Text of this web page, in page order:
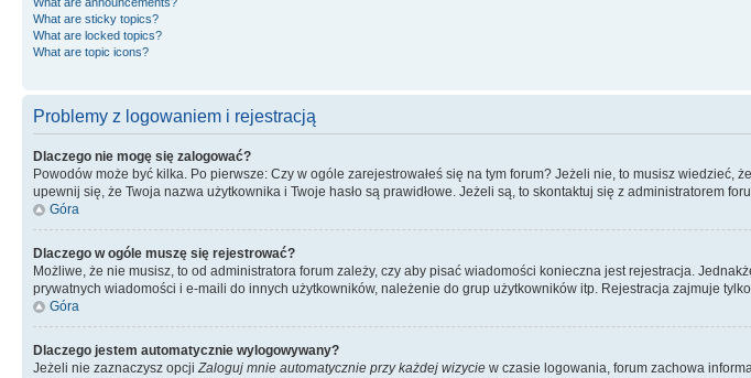
What are sticky topics?
What are locked topics?
What are topic icons?
Problemy z logowaniem i rejestracją
Dlaczego nie mogę się zalogować?
Powodów może być kilka. Po pierwsze: Czy w ogóle zarejestrowałeś się na tym forum? Jeżeli nie, to musisz
upewnij się, że Twoja nazwa użytkownika i Twoje hasło są prawidłowe. Jeżeli są, to skontaktuj się z administratorem
Góra
Dlaczego w ogóle muszę się rejestrować?
Możliwe, że nie musisz, to od administratora forum zależy, czy aby pisać wiadomości konieczna jest rejestracja.
prywatnych wiadomości i e-maili do innych użytkowników, należenie do grup użytkowników itp. Rejestracja zajmuje
Góra
Dlaczego jestem automatycznie wylogowywany?
Jeżeli nie zaznaczysz opcjiZaloguj mnie automatycznie przy każdej wizycie w czasie logowania, forum zachowa